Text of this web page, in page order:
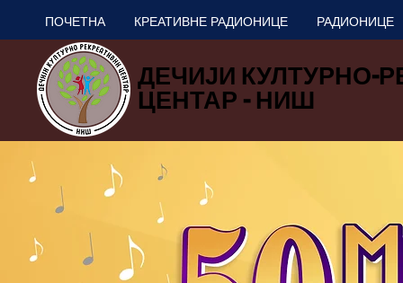
ПОЧЕТНА КРЕАТИВНЕ РАДИОНИЦЕ РАДИОНИЦЕ
ДЕЧИЈИ КУЛТУРНО-
ЦЕНТАР - НИШ
ДЕЧИЈИ КУЛТУРНО-
ЦЕНТАР - НИШ